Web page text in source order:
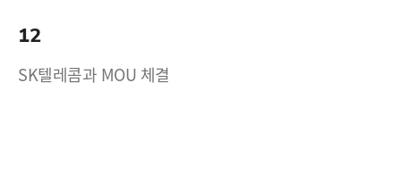
12
SK텔레콤과 MOU 체결